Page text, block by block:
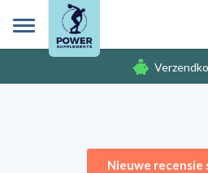
Nieuwe recensie